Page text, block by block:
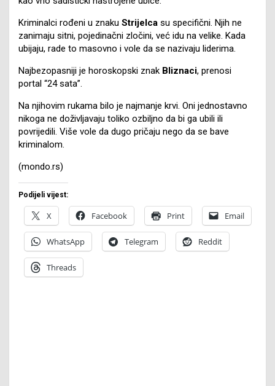
Kriminalci rođeni u znaku Strijelca su specifični. Njih ne
zanimaju sitni, pojedinačni zločini, već idu na velike. Kada
ubijaju, rade to masovno i vole da se nazivaju liderima.
Najbezopasniji je horoskopski znak Bliznaci, prenosi
portal “24 sata”.
Na njihovim rukama bilo je najmanje krvi. Oni jednostavno
nikoga ne doživljavaju toliko ozbiljno da bi ga ubili ili
povrijedili. Više vole da dugo pričaju nego da se bave
kriminalom.
(mondo.rs)
Podijeli vijest:
X Facebook Print Email
WhatsApp Telegram Reddit
Threads